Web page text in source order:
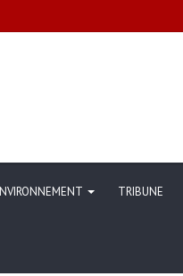
sur l’évolution des
TRIBUNE